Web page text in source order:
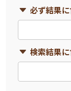
必ず結果
検索結果